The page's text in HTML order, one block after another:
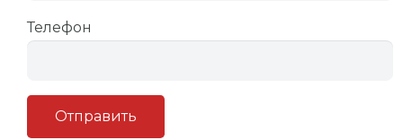
Телефон
конструкцию, состоящую из двух элементов.
воздуха и шлама. Горизонтальный коллектор
распределяет теплоноситель по потребителям. В